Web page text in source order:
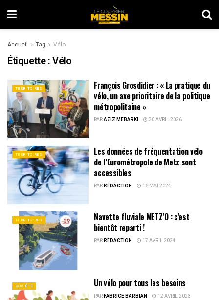
Accueil Tag Vélo
Étiquette :Vélo
TERRITOIRES
François Grosdidier : « La pratique du
vélo, un axe prioritaire de la politique
métropolitaine »
PARAZIZ MEBARKI 30 AVRIL 2026
TERRITOIRES
Les données de fréquentation vélo
de l’Eurométropole de Metz sont
accessibles
PARRÉDACTION 16 MAI 2024
TERRITOIRES
Navette fluviale METZ’O : c’est
bientôt reparti !
PARRÉDACTION 17 AVRIL 2024
SOCIÉTÉ Un vélo pour tous les besoins
PARFABRICE BARBIAN 12 AVRIL 2023